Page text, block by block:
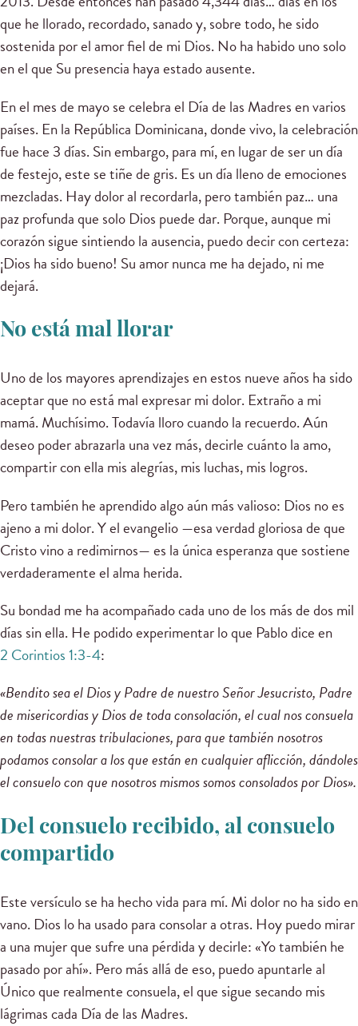
que he llorado, recordado, sanado y, sobre todo, he sido
sostenida por el amor fiel de mi Dios. No ha habido uno solo
en el que Su presencia haya estado ausente.
En el mes de mayo se celebra el Día de las Madres en varios
países. En la República Dominicana, donde vivo, la celebración
fue hace 3 días. Sin embargo, para mí, en lugar de ser un día
de festejo, este se tiñe de gris. Es un día lleno de emociones
mezcladas. Hay dolor al recordarla, pero también paz… una
paz profunda que solo Dios puede dar. Porque, aunque mi
corazón sigue sintiendo la ausencia, puedo decir con certeza:
¡Dios ha sido bueno! Su amor nunca me ha dejado, ni me
dejará.
No está mal llorar
Uno de los mayores aprendizajes en estos nueve años ha sido
aceptar que no está mal expresar mi dolor. Extraño a mi
mamá. Muchísimo. Todavía lloro cuando la recuerdo. Aún
deseo poder abrazarla una vez más, decirle cuánto la amo,
compartir con ella mis alegrías, mis luchas, mis logros.
Pero también he aprendido algo aún más valioso: Dios no es
ajeno a mi dolor. Y el evangelio —esa verdad gloriosa de que
Cristo vino a redimirnos— es la única esperanza que sostiene
verdaderamente el alma herida.
Su bondad me ha acompañado cada uno de los más de dos mil
días sin ella. He podido experimentar lo que Pablo dice en
2 Corintios 1:3-4:
«Bendito sea el Dios y Padre de nuestro Señor Jesucristo, Padre
de misericordias y Dios de toda consolación, el cual nos consuela
en todas nuestras tribulaciones, para que también nosotros
podamos consolar a los que están en cualquier aflicción, dándoles
el consuelo con que nosotros mismos somos consolados por Dios».
Del consuelo recibido, al consuelo
compartido
Este versículo se ha hecho vida para mí. Mi dolor no ha sido en
vano. Dios lo ha usado para consolar a otras. Hoy puedo mirar
a una mujer que sufre una pérdida y decirle: «Yo también he
pasado por ahí». Pero más allá de eso, puedo apuntarle al
Único que realmente consuela, el que sigue secando mis
lágrimas cada Día de las Madres.